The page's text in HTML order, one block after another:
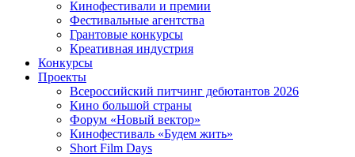
Кинофестивали и премии
Фестивальные агентства
Грантовые конкурсы
Креативная индустрия
Конкурсы
Проекты
Всероссийский питчинг дебютантов 2026
Кино большой страны
Форум «Новый вектор»
Кинофестиваль «Будем жить»
Short Film Days